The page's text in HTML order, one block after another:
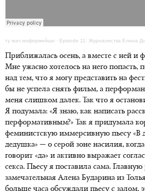
ту мач информейшн · Episode 11: Журналистка Елена Догадина о своем
Приближалась осень, а вместе с ней и
Мне ужасно хотелось на него попасть,
над тем, что я могу представить на
бы не успела снять фильм, а
меня слишком далек. Так что я
Я подумала: «Я знаю, как написать
перформативным?» Так я придумала
феминистскую иммерсивную пьесу «В
дедушка» — о серой зоне насилия,
говорит «да» и активно выражает
секса. Пьесу я поставила сама.
замечательная Алена Бударина из
больше часа обсуждали пьесу с залом,